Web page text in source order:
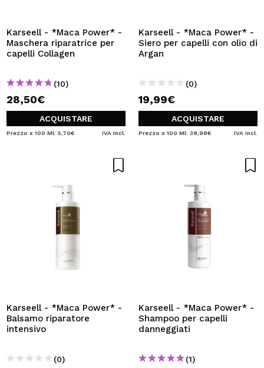
Creando un account su Maquibeauty.it potrai fare i tuoi
acquisti velocemente, controllare lo stato dei tuoi ordini e
consultare le tue operazioni precedenti.
CREARE UN ACCOUNT
Karseell - *Maca Power* -
Maschera riparatrice per
capelli Collagen
(10)
28,50€
ACQUISTARE
Prezzo x 100 Ml: 5,70€ IVA Incl.
Karseell - *Maca Power* -
Siero per capelli con olio di
Argan
(0)
19,99€
ACQUISTARE
Prezzo x 100 Ml: 39,98€ IVA Incl.
Karseell - *Maca Power* -
Balsamo riparatore
intensivo
(0)
Karseell - *Maca Power* -
Shampoo per capelli
danneggiati
(1)